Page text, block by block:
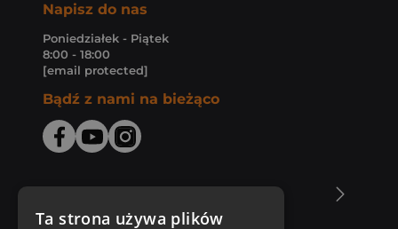
Napisz do nas
Poniedziałek - Piątek
8:00 - 18:00
[email protected]
Bądź z nami na bieżąco
Ta strona używa plików